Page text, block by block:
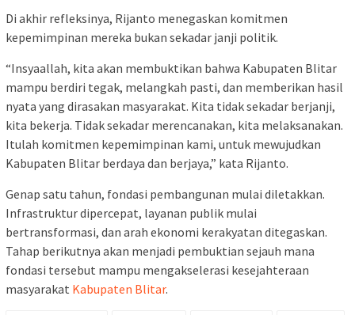
Di akhir refleksinya, Rijanto menegaskan komitmen
kepemimpinan mereka bukan sekadar janji politik.
“Insyaallah, kita akan membuktikan bahwa Kabupaten Blitar
mampu berdiri tegak, melangkah pasti, dan memberikan hasil
nyata yang dirasakan masyarakat. Kita tidak sekadar berjanji,
kita bekerja. Tidak sekadar merencanakan, kita melaksanakan.
Itulah komitmen kepemimpinan kami, untuk mewujudkan
Kabupaten Blitar berdaya dan berjaya,” kata Rijanto.
Genap satu tahun, fondasi pembangunan mulai diletakkan.
Infrastruktur dipercepat, layanan publik mulai
bertransformasi, dan arah ekonomi kerakyatan ditegaskan.
Tahap berikutnya akan menjadi pembuktian sejauh mana
fondasi tersebut mampu mengakselerasi kesejahteraan
masyarakat Kabupaten Blitar.